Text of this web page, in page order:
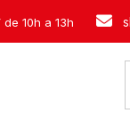
de 10h a 13h